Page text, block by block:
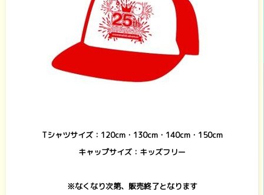
Tシャツサイズ：120cm・130cm・140cm・150cm
キャップサイズ：キッズフリー
※なくなり次第、販売終了となります